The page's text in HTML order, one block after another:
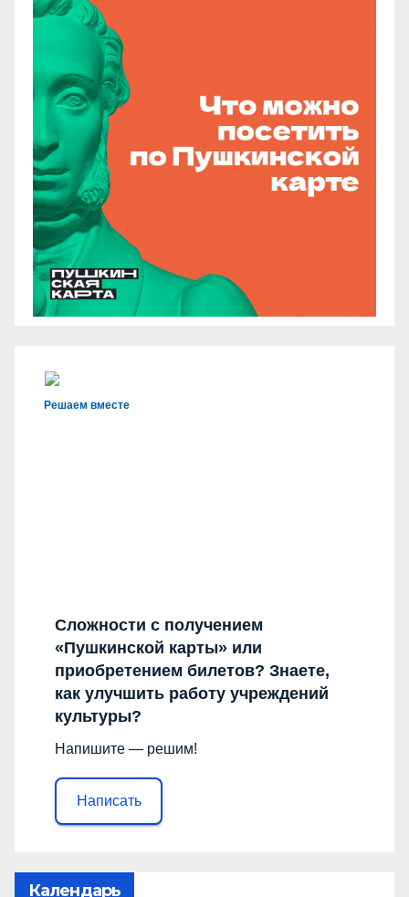
Решаем вместе
Сложности с получением
«Пушкинской карты» или
приобретением билетов? Знаете,
как улучшить работу учреждений
культуры?
Напишите — решим!
Написать
Календарь